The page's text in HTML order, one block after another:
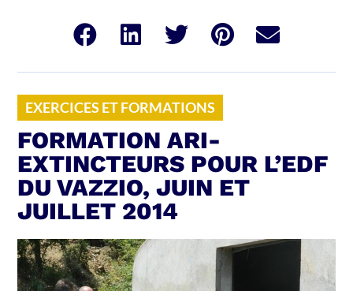
EXERCICES ET FORMATIONS
FORMATION ARI-
EXTINCTEURS POUR L’EDF
DU VAZZIO, JUIN ET
JUILLET 2014